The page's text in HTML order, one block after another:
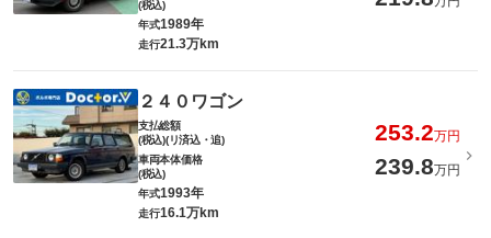
(税込)
年式1989年
走行21.3万km
２４０ワゴン
支払総額
(税込)(リ済込・追)
253.2万円
車両本体価格
(税込)
239.8万円
年式1993年
走行16.1万km